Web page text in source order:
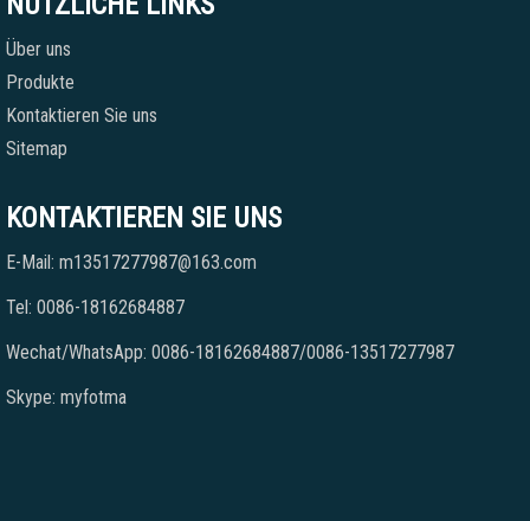
Über uns
Produkte
Kontaktieren Sie uns
Sitemap
KONTAKTIEREN SIE UNS
E-Mail: m13517277987@163.com
Tel: 0086-18162684887
Wechat/WhatsApp: 0086-18162684887/0086-13517277987
Skype: myfotma